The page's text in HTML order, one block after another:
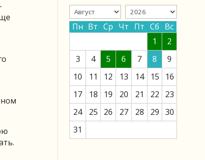
Пн Вт Ср Чт Пт Сб Вс
1
2
3
4 5 6 7 8
9
10
11 12 13 14 15
16
17
18 19 20 21 22
23
24
25 26 27 28 29 30
31